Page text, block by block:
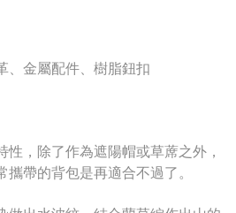
、金屬配件、樹脂鈕扣
，除了作為遮陽帽或草蓆之外，
帶的背包是再適合不過了。